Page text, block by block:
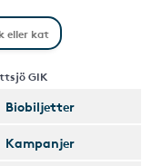
GIK
Biobiljetter
Kampanjer